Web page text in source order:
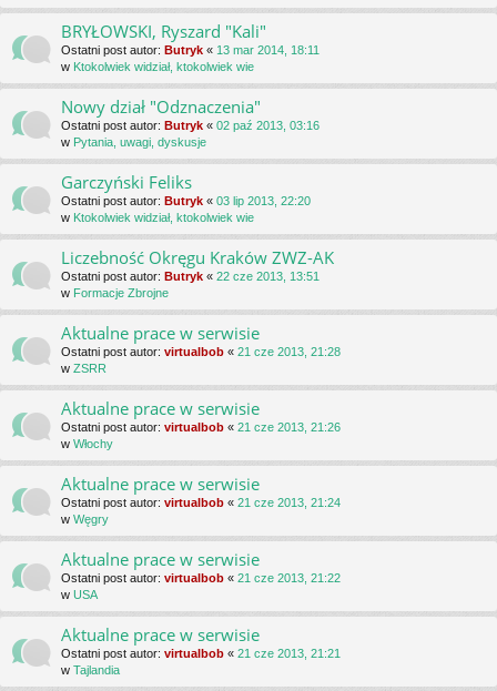
BRYŁOWSKI, Ryszard "Kali"
Ostatni post autor: Butryk « 13 mar 2014, 18:11
w Ktokolwiek widział, ktokolwiek wie
Nowy dział "Odznaczenia"
Ostatni post autor: Butryk « 02 paź 2013, 03:16
w Pytania, uwagi, dyskusje
Garczyński Feliks
Ostatni post autor: Butryk « 03 lip 2013, 22:20
w Ktokolwiek widział, ktokolwiek wie
Liczebność Okręgu Kraków ZWZ-AK
Ostatni post autor: Butryk « 22 cze 2013, 13:51
w Formacje Zbrojne
Aktualne prace w serwisie
Ostatni post autor: virtualbob « 21 cze 2013, 21:28
w ZSRR
Aktualne prace w serwisie
Ostatni post autor: virtualbob « 21 cze 2013, 21:26
w Włochy
Aktualne prace w serwisie
Ostatni post autor: virtualbob « 21 cze 2013, 21:24
w Węgry
Aktualne prace w serwisie
Ostatni post autor: virtualbob « 21 cze 2013, 21:22
w USA
Aktualne prace w serwisie
Ostatni post autor: virtualbob « 21 cze 2013, 21:21
w Tajlandia